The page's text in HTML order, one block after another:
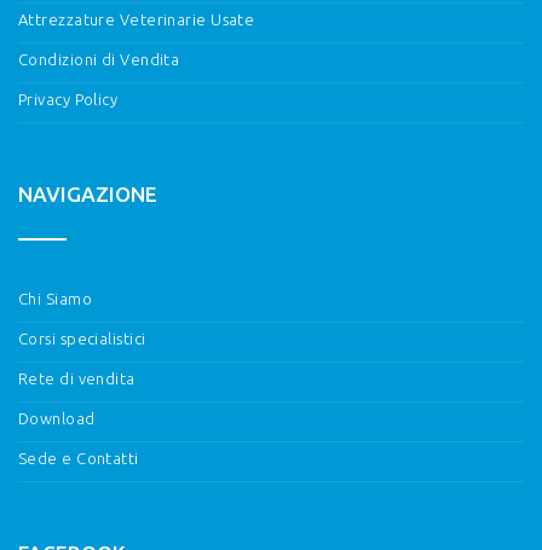
Attrezzature Veterinarie Usate
Condizioni di Vendita
Privacy Policy
NAVIGAZIONE
Chi Siamo
Corsi specialistici
Rete di vendita
Download
Sede e Contatti